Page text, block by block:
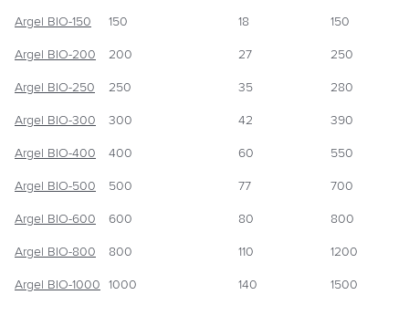
Argel BIO-150 150 18 150
Argel BIO-200 200 27 250
Argel BIO-250 250 35 280
Argel BIO-300 300 42 390
Argel BIO-400 400 60 550
Argel BIO-500 500 77 700
Argel BIO-600 600 80 800
Argel BIO-800 800 110 1200
Argel BIO-1000 1000 140 1500